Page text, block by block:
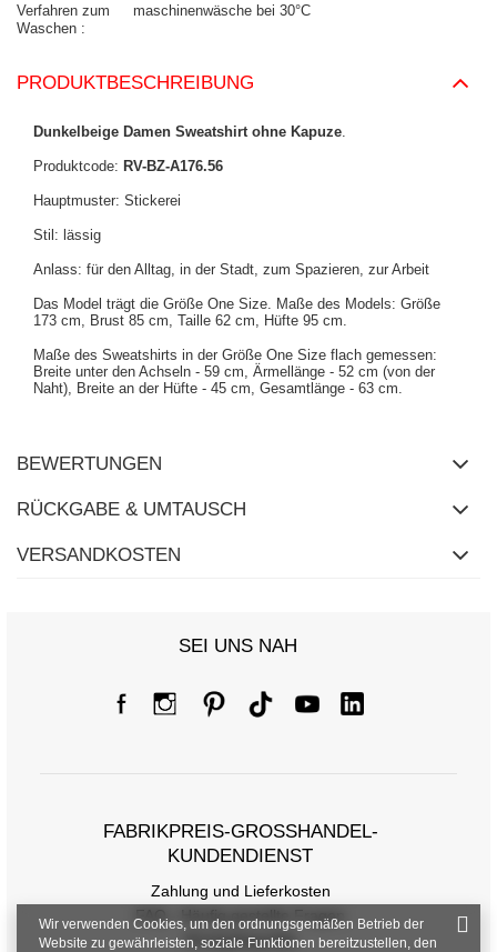
Verfahren zum
Waschen
maschinenwäsche bei 30°C
PRODUKTBESCHREIBUNG
Dunkelbeige Damen Sweatshirt ohne Kapuze.
Produktcode: RV-BZ-A176.56
Hauptmuster: Stickerei
Stil: lässig
Anlass: für den Alltag, in der Stadt, zum Spazieren, zur Arbeit
Das Model trägt die Größe One Size. Maße des Models: Größe
173 cm, Brust 85 cm, Taille 62 cm, Hüfte 95 cm.
Maße des Sweatshirts in der Größe One Size flach gemessen:
Breite unter den Achseln - 59 cm, Ärmellänge - 52 cm (von der
Naht), Breite an der Hüfte - 45 cm, Gesamtlänge - 63 cm.
BEWERTUNGEN
RÜCKGABE & UMTAUSCH
VERSANDKOSTEN
SEI UNS NAH
FABRIKPREIS-GROSSHANDEL-K
UNDENDIENST
Zahlung und Lieferkosten
FAQ - Häufig gestellte Fragen
Rückgabepolitik
Wir verwenden Cookies, um den ordnungsgemäßen Betrieb der
Website zu gewährleisten, soziale Funktionen bereitzustellen, den